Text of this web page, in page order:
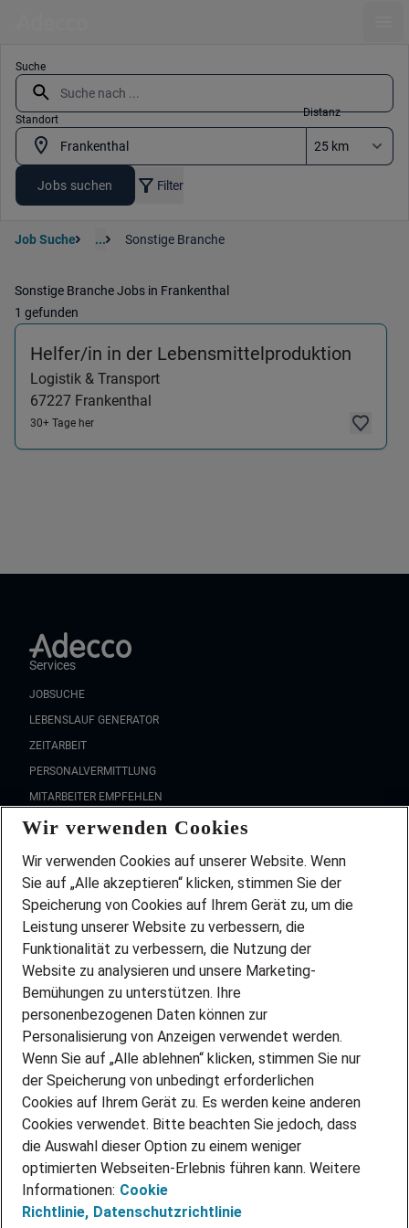
Suche
Standort
Distanz
Jobs suchen Filter
Job Suche ... Sonstige Branche
Sonstige Branche Jobs in Frankenthal
1 gefunden
Helfer/in in der Lebensmittelproduktion
Logistik & Transport
67227 Frankenthal
30+ Tage her
Services
JOBSUCHE
LEBENSLAUF GENERATOR
ZEITARBEIT
PERSONALVERMITTLUNG
MITARBEITER EMPFEHLEN
FAQ
Wir stellen ein!
DEINE BERUFSGRUPPE
DEINE LEBENSSITUATION
PARTNERSHIP WITH AIRBUS
INITIATIV BEWERBEN
ÜBER UNS
STANDORTE
BLOG
PRESSE
KONTAKT
@Adecco 2026
IMPRESSUM
DATENSCHUTZ
Wir verwenden Cookies
Wir verwenden Cookies auf unserer Website. Wenn
Sie auf „Alle akzeptieren“ klicken, stimmen Sie der
Speicherung von Cookies auf Ihrem Gerät zu, um die
Leistung unserer Website zu verbessern, die
Funktionalität zu verbessern, die Nutzung der
Website zu analysieren und unsere Marketing-
Bemühungen zu unterstützen. Ihre
personenbezogenen Daten können zur
Personalisierung von Anzeigen verwendet werden.
Wenn Sie auf „Alle ablehnen“ klicken, stimmen Sie nur
der Speicherung von unbedingt erforderlichen
Cookies auf Ihrem Gerät zu. Es werden keine anderen
Cookies verwendet. Bitte beachten Sie jedoch, dass
die Auswahl dieser Option zu einem weniger
optimierten Webseiten-Erlebnis führen kann. Weitere
Informationen: Cookie
Richtlinie, Datenschutzrichtlinie